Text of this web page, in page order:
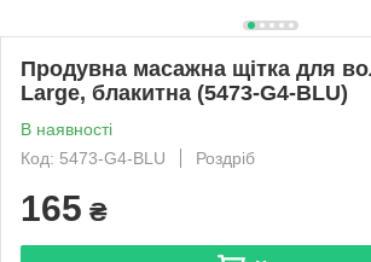
Продувна масажна щітка для
Large, блакитна (5473-G4-BLU)
В наявності
Код: 5473-G4-BLU
Роздріб
165 ₴